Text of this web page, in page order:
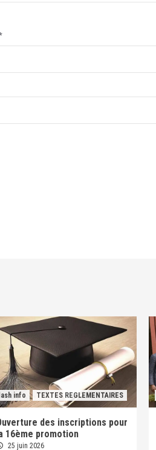
info TEXTES REGLEMENTAIRES
des inscriptions pour
16ème promotion
25 juin 2026